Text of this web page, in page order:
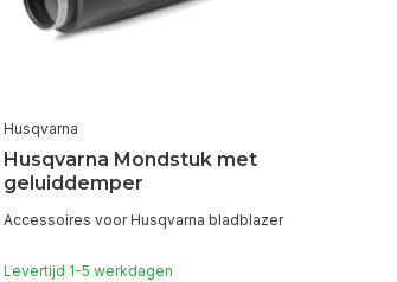
Husqvarna
Husqvarna Mondstuk met
geluiddemper
Accessoires voor Husqvarna bladblazer
Levertijd 1-5 werkdagen